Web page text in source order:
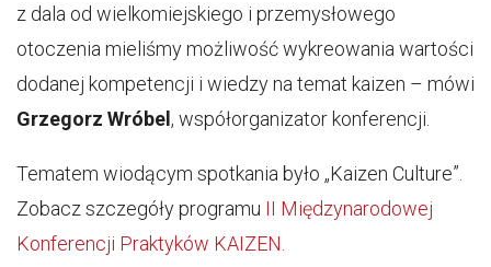
z dala od wielkomiejskiego i przemysłowego
otoczenia mieliśmy możliwość wykreowania wartości
dodanej kompetencji i wiedzy na temat kaizen – mówi
Grzegorz Wróbel , współorganizator konferencji.
Tematem wiodącym spotkania było „Kaizen Culture”.
Zobacz szczegóły programu II Międzynarodowej
Konferencji Praktyków KAIZEN.